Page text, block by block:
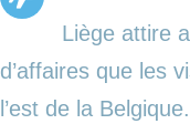
Liège attire
d’affaires que les
l’est de la